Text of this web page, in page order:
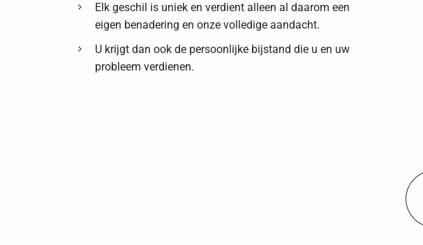
Elk geschil is uniek en verdient alleen al daarom een
eigen benadering en onze volledige aandacht.
U krijgt dan ook de persoonlijke bijstand die u en uw
probleem verdienen.